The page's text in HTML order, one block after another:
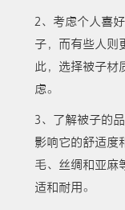
2、考虑个人喜
子，而有些人则
此，选择被子材
虑。
3、了解被子的
影响它的舒适度
毛、丝绸和亚麻
适和耐用。